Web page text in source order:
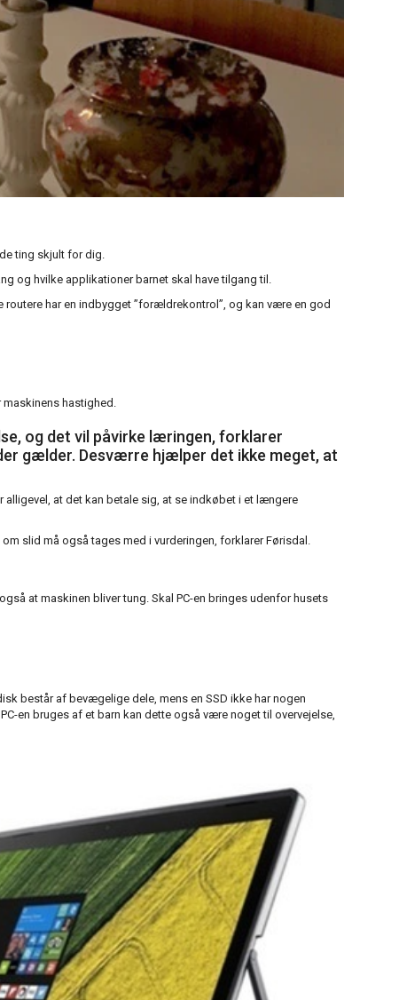
ting skjult for dig.
og hvilke applikationer barnet skal have tilgang til.
har en indbygget ”forældrekontrol”, og kan være en god
maskinens hastighed.
og det vil påvirke læringen, forklarer
gælder. Desværre hjælper det ikke meget, at
alligevel, at det kan betale sig, at se indkøbet i et længere
slid må også tages med i vurderingen, forklarer Førisdal.
at maskinen bliver tung. Skal PC-en bringes udenfor husets
består af bevægelige dele, mens en SSD ikke har nogen
en bruges af et barn kan dette også være noget til overvejelse,